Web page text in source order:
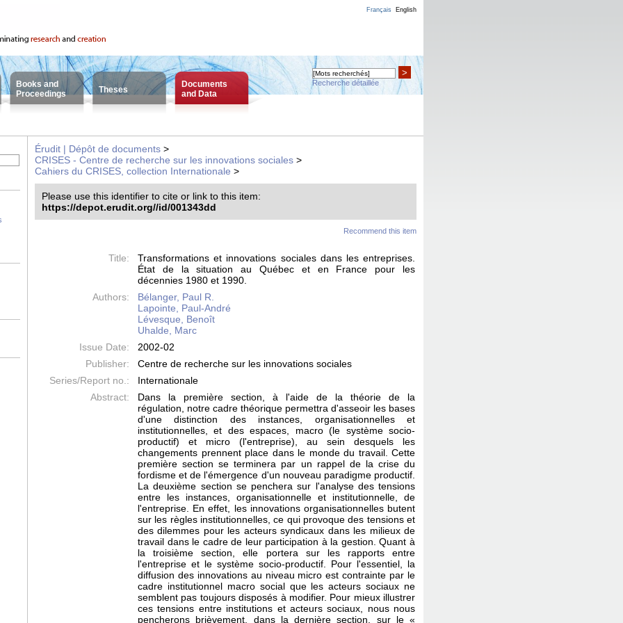
Français English
Books and
Proceedings
Theses
Documents
and Data
>
Recherche détaillée
Érudit | Dépôt de documents >
CRISES - Centre de recherche sur les innovations sociales >
Cahiers du CRISES, collection Internationale >
Please use this identifier to cite or link to this item:
https://depot.erudit.org//id/001343dd
Recommend this item
Title:
Transformations et innovations sociales dans les entreprises.
État de la situation au Québec et en France pour les
décennies 1980 et 1990.
Authors:
Bélanger, Paul R.
Lapointe, Paul-André
Lévesque, Benoît
Uhalde, Marc
Issue Date:
2002-02
Publisher:
Centre de recherche sur les innovations sociales
Series/Report no.:
Internationale
Abstract:
Dans la première section, à l'aide de la théorie de la
régulation, notre cadre théorique permettra d'asseoir les bases
d'une distinction des instances, organisationnelles et
institutionnelles, et des espaces, macro (le système socio-
productif) et micro (l'entreprise), au sein desquels les
changements prennent place dans le monde du travail. Cette
première section se terminera par un rappel de la crise du
fordisme et de l'émergence d'un nouveau paradigme productif.
La deuxième section se penchera sur l'analyse des tensions
entre les instances, organisationnelle et institutionnelle, de
l'entreprise. En effet, les innovations organisationnelles butent
sur les règles institutionnelles, ce qui provoque des tensions et
des dilemmes pour les acteurs syndicaux dans les milieux de
travail dans le cadre de leur participation à la gestion. Quant à
la troisième section, elle portera sur les rapports entre
l'entreprise et le système socio-productif. Pour l'essentiel, la
diffusion des innovations au niveau micro est contrainte par le
cadre institutionnel macro social que les acteurs sociaux ne
semblent pas toujours disposés à modifier. Pour mieux illustrer
ces tensions entre institutions et acteurs sociaux, nous nous
pencherons brièvement, dans la dernière section, sur le «